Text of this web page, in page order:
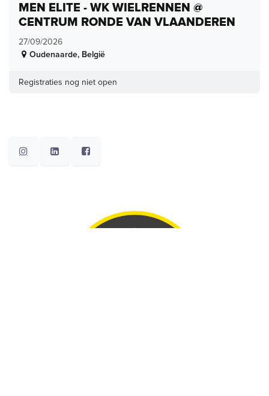
MEN ELITE - WK WIELRENNEN @
CENTRUM RONDE VAN VLAANDEREN
27/09/2026
Oudenaarde, België
Registraties nog niet open